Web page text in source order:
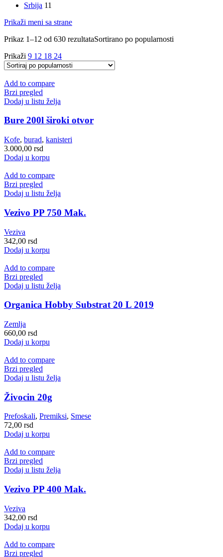
Srbija 11
Prikaži meni sa strane
Prikaz 1–12 od 630 rezultataSortirano po popularnosti
Prikaži 9 12 18 24
Add to compare
Brzi pregled
Dodaj u listu želja
Bure 200l široki otvor
Kofe, burad, kanisteri
3.000,00 rsd
Dodaj u korpu
Add to compare
Brzi pregled
Dodaj u listu želja
Vezivo PP 750 Mak.
Veziva
342,00 rsd
Dodaj u korpu
Add to compare
Brzi pregled
Dodaj u listu želja
Organica Hobby Substrat 20 L 2019
Zemlja
660,00 rsd
Dodaj u korpu
Add to compare
Brzi pregled
Dodaj u listu želja
Živocin 20g
Prefoskali, Premiksi, Smese
72,00 rsd
Dodaj u korpu
Add to compare
Brzi pregled
Dodaj u listu želja
Vezivo PP 400 Mak.
Veziva
342,00 rsd
Dodaj u korpu
Add to compare
Brzi pregled